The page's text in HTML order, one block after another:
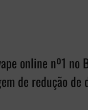
online nº1 no
de redução